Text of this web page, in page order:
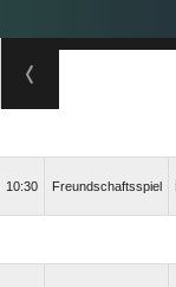
10:30 Freundschaftsspiel